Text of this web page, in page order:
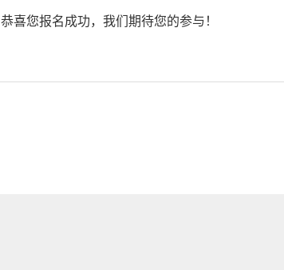
恭喜您报名成功，我们期待您的参与！